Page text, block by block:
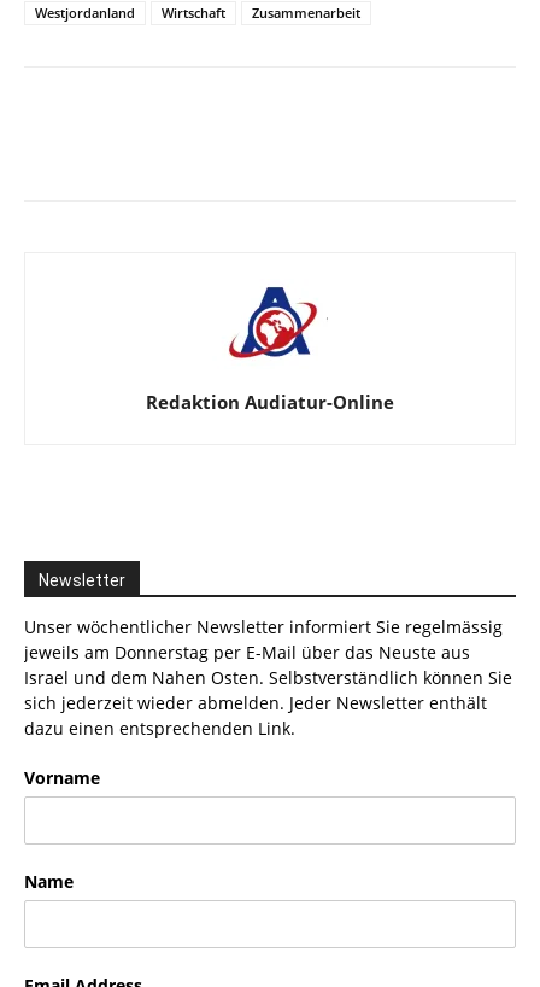
Westjordanland
Wirtschaft Zusammenarbeit
Redaktion Audiatur-Online
Newsletter
Unser wöchentlicher Newsletter informiert Sie regelmässig
jeweils am Donnerstag per E-Mail über das Neuste aus
Israel und dem Nahen Osten. Selbstverständlich können Sie
sich jederzeit wieder abmelden. Jeder Newsletter enthält
dazu einen entsprechenden Link.
Vorname
Name